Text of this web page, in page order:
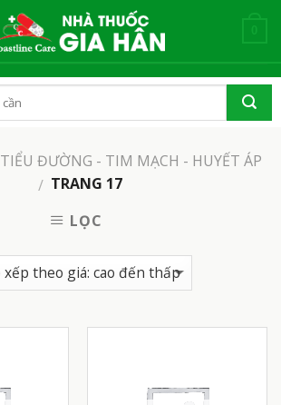
TIỂU ĐƯỜNG - TIM MẠCH - HUYẾT ÁP
/ TRANG 17
LỌC